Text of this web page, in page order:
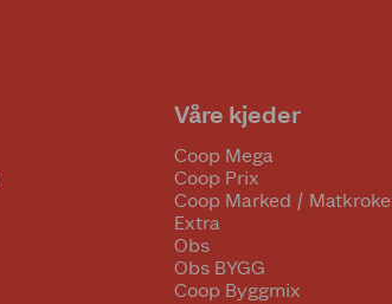
Våre kjeder
Coop Mega
Coop Prix
Coop Marked /
Extra
Obs
Obs BYGG
Coop Byggmix